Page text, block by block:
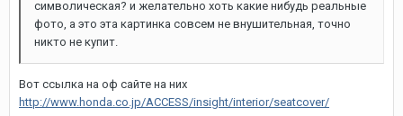
символическая? и желательно хоть какие нибудь реальные
фото, а это эта картинка совсем не внушительная, точно
никто не купит.
Вот ссылка на оф сайте на них
http://www.honda.co.jp/ACCESS/insight/interior/seatcover/